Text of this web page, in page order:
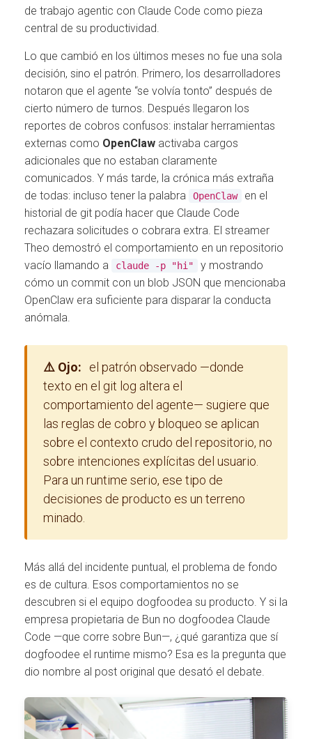
de trabajo agentic con Claude Code como pieza
central de su productividad.
Lo que cambió en los últimos meses no fue una sola
decisión, sino el patrón. Primero, los desarrolladores
notaron que el agente “se volvía tonto” después de
cierto número de turnos. Después llegaron los
reportes de cobros confusos: instalar herramientas
externas como OpenClaw activaba cargos
adicionales que no estaban claramente
comunicados. Y más tarde, la crónica más extraña
de todas: incluso tener la palabra
OpenClaw
en el
historial de git podía hacer que Claude Code
rechazara solicitudes o cobrara extra. El streamer
Theo demostró el comportamiento en un repositorio
vacío llamando a
claude -p "hi"
y mostrando
cómo un commit con un blob JSON que mencionaba
OpenClaw era suficiente para disparar la conducta
anómala.
⚠️ Ojo:
el patrón observado —donde
texto en el git log altera el
comportamiento del agente— sugiere que
las reglas de cobro y bloqueo se aplican
sobre el contexto crudo del repositorio, no
sobre intenciones explícitas del usuario.
Para un runtime serio, ese tipo de
decisiones de producto es un terreno
minado.
Más allá del incidente puntual, el problema de fondo
es de cultura. Esos comportamientos no se
descubren si el equipo dogfoodea su producto. Y si la
empresa propietaria de Bun no dogfoodea Claude
Code —que corre sobre Bun—, ¿qué garantiza que sí
dogfoodee el runtime mismo? Esa es la pregunta que
dio nombre al post original que desató el debate.